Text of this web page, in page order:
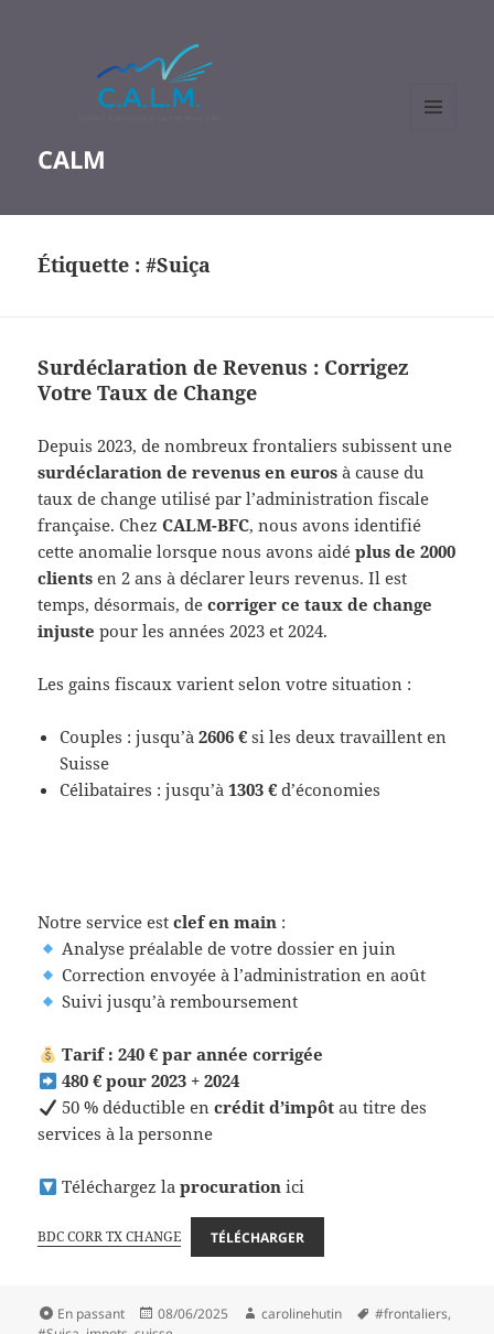
CALM
Étiquette :#Suiça
Surdéclaration de Revenus : Corrigez
Votre Taux de Change
Depuis 2023, de nombreux frontaliers subissent une
surdéclaration de revenus en euros à cause du
taux de change utilisé par l’administration fiscale
française. ChezCALM-BFC, nous avons identifié
cette anomalie lorsque nous avons aidéplus de 2000
clients en 2 ans à déclarer leurs revenus. Il est
temps, désormais, decorriger ce taux de change
injuste pour les années 2023 et 2024.
Les gains fiscaux varient selon votre situation :
Couples : jusqu’à2606 € si les deux travaillent en
Suisse
Célibataires : jusqu’à1303 € d’économies
Notre service estclef en main :
Analyse préalable de votre dossier en juin
Correction envoyée à l’administration en août
Suivi jusqu’à remboursement
Tarif : 240 € par année corrigée
480 € pour 2023 + 2024
50 % déductible en crédit d’impôtau titre des
services à la personne
Téléchargez la procurationici
BDC CORR TX CHANGE TÉLÉCHARGER
Format
En passant
Publié
08/06/2025 Auteur
carolinehutin
Mots-
#frontaliers,